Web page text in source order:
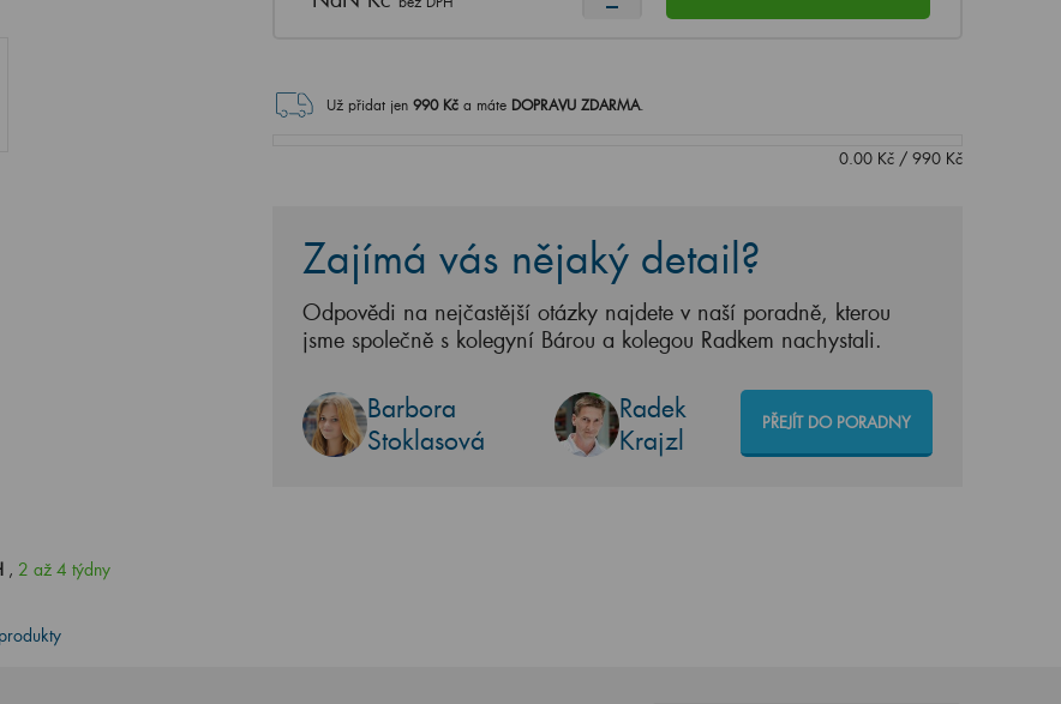
Už přidat jen 990Kč a máte DOPRAVU ZDARMA.
0.00Kč/ 990Kč
Zajímá vás nějaký detail?
Odpovědi na nejčastější otázky najdete v naší poradně, kterou
jsme společně s kolegyní Bárou a kolegou Radkem nachystali.
Barbora
Stoklasová
Radek
Krajzl
PŘEJÍT DO PORADNY
, 2 až 4 týdny